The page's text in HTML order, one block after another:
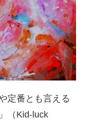
定番とも言える
（Kid-luck